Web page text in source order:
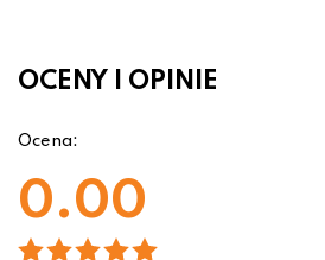
OCENY I OPINIE
Ocena:
0.00